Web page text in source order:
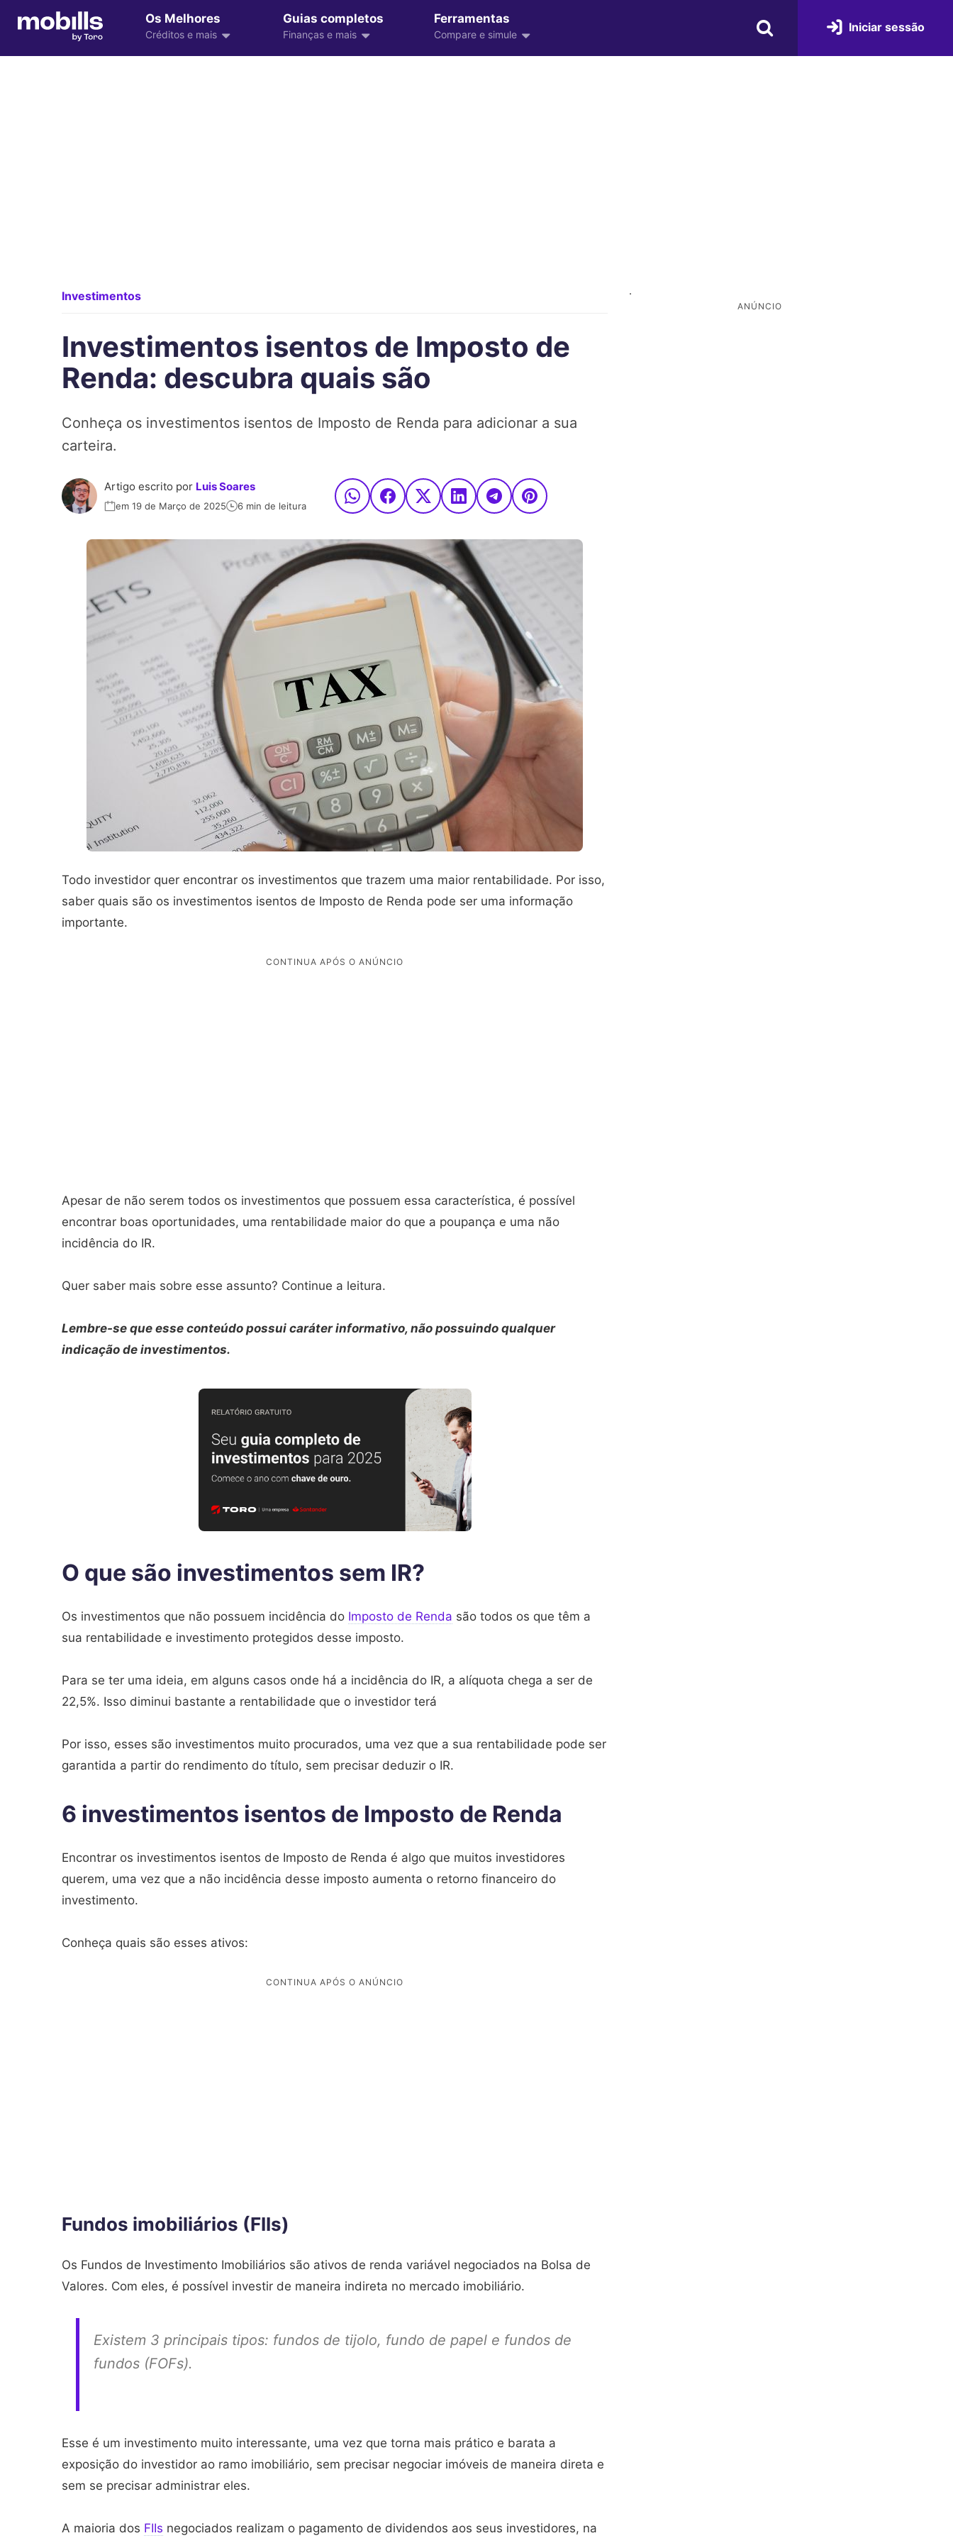
Os Melhores
Créditos e mais
Guias completos
Finanças e mais
Ferramentas
Compare e simule
Iniciar sessão
Investimentos
Investimentos isentos de Imposto de
Renda: descubra quais são
Conheça os investimentos isentos de Imposto de Renda para adicionar a sua
carteira.
Artigo escrito por Luis Soares
em 19 de Março de 2025 6 min de leitura
Todo investidor quer encontrar os investimentos que trazem uma maior rentabilidade. Por isso,
saber quais são os investimentos isentos de Imposto de Renda pode ser uma informação
importante.
Apesar de não serem todos os investimentos que possuem essa característica, é possível
encontrar boas oportunidades, uma rentabilidade maior do que a poupança e uma não
incidência do IR.
Quer saber mais sobre esse assunto? Continue a leitura.
Lembre-se que esse conteúdo possui caráter informativo, não possuindo qualquer
indicação de investimentos.
O que são investimentos sem IR?
Os investimentos que não possuem incidência do Imposto de Renda são todos os que têm a
sua rentabilidade e investimento protegidos desse imposto.
Para se ter uma ideia, em alguns casos onde há a incidência do IR, a alíquota chega a ser de
22,5%. Isso diminui bastante a rentabilidade que o investidor terá
Por isso, esses são investimentos muito procurados, uma vez que a sua rentabilidade pode ser
garantida a partir do rendimento do título, sem precisar deduzir o IR.
6 investimentos isentos de Imposto de Renda
Encontrar os investimentos isentos de Imposto de Renda é algo que muitos investidores
querem, uma vez que a não incidência desse imposto aumenta o retorno financeiro do
investimento.
Conheça quais são esses ativos:
Fundos imobiliários (FIIs)
Os Fundos de Investimento Imobiliários são ativos de renda variável negociados na Bolsa de
Valores. Com eles, é possível investir de maneira indireta no mercado imobiliário.
Existem 3 principais tipos: fundos de tijolo, fundo de papel e fundos de
fundos (FOFs).
Esse é um investimento muito interessante, uma vez que torna mais prático e barata a
exposição do investidor ao ramo imobiliário, sem precisar negociar imóveis de maneira direta e
sem se precisar administrar eles.
A maioria dos FIIs negociados realizam o pagamento de dividendos aos seus investidores, na
.